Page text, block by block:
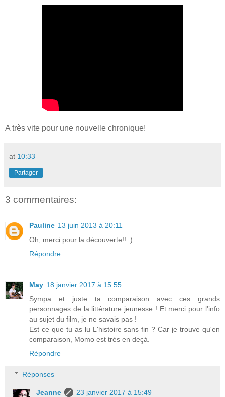
A très vite pour une nouvelle chronique!
at 10:33
Partager
3 commentaires:
Pauline 13 juin 2013 à 20:11
Oh, merci pour la découverte!! :)
Répondre
May 18 janvier 2017 à 15:55
Sympa et juste ta comparaison avec ces grands
personnages de la littérature jeunesse ! Et merci pour l'info
au sujet du film, je ne savais pas !
Est ce que tu as lu L'histoire sans fin ? Car je trouve qu'en
comparaison, Momo est très en deçà.
Répondre
Réponses
Jeanne
23 janvier 2017 à 15:49